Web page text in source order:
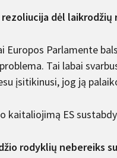
dėl laikrodžių
Europos Parlamente
Tai labai
įsitikinusi, jog ją
kaitaliojimą ES
rodyklių nebereiks